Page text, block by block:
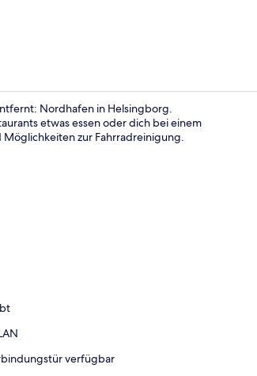
Nordhafen in Helsingborg.
etwas essen oder dich bei einem
Möglichkeiten zur Fahrradreinigung.
verfügbar